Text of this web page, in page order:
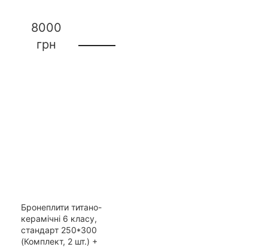
8000
грн
Бронеплити титано-
керамічні 6 класу,
стандарт 250*300
(Комплект, 2 шт.) +